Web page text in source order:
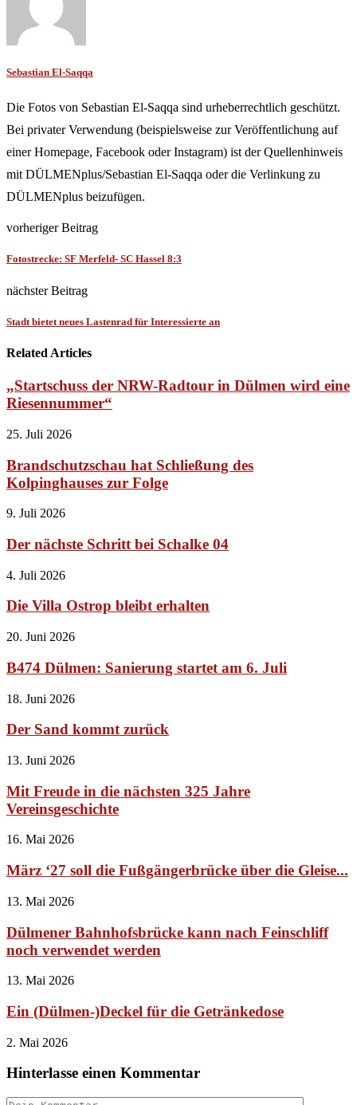
Sebastian El-Saqqa
Die Fotos von Sebastian El-Saqqa sind urheberrechtlich geschützt.
Bei privater Verwendung (beispielsweise zur Veröffentlichung auf
einer Homepage, Facebook oder Instagram) ist der Quellenhinweis
mit DÜLMENplus/Sebastian El-Saqqa oder die Verlinkung zu
DÜLMENplus beizufügen.
vorheriger Beitrag
Fotostrecke: SF Merfeld- SC Hassel 8:3
nächster Beitrag
Stadt bietet neues Lastenrad für Interessierte an
Related Articles
„Startschuss der NRW-Radtour in Dülmen wird eine
Riesennummer“
25. Juli 2026
Brandschutzschau hat Schließung des
Kolpinghauses zur Folge
9. Juli 2026
Der nächste Schritt bei Schalke 04
4. Juli 2026
Die Villa Ostrop bleibt erhalten
20. Juni 2026
B474 Dülmen: Sanierung startet am 6. Juli
18. Juni 2026
Der Sand kommt zurück
13. Juni 2026
Mit Freude in die nächsten 325 Jahre
Vereinsgeschichte
16. Mai 2026
März ‘27 soll die Fußgängerbrücke über die Gleise...
13. Mai 2026
Dülmener Bahnhofsbrücke kann nach Feinschliff
noch verwendet werden
13. Mai 2026
Ein (Dülmen-)Deckel für die Getränkedose
2. Mai 2026
Hinterlasse einen Kommentar